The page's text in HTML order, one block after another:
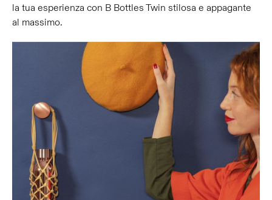
la tua esperienza con B Bottles Twin stilosa e appagante
al massimo.